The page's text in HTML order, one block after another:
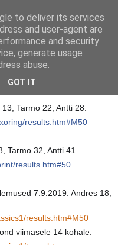
Tarmo 22, Antti 28.
results.htm#M50
Tarmo 32, Antti 41.
results.htm#50
7.9.2019: Andres 18,
results.htm#M50
viimasele 14 kohale.
to deliver its services
and user-agent are
and security
generate usage
abuse.
GOT IT